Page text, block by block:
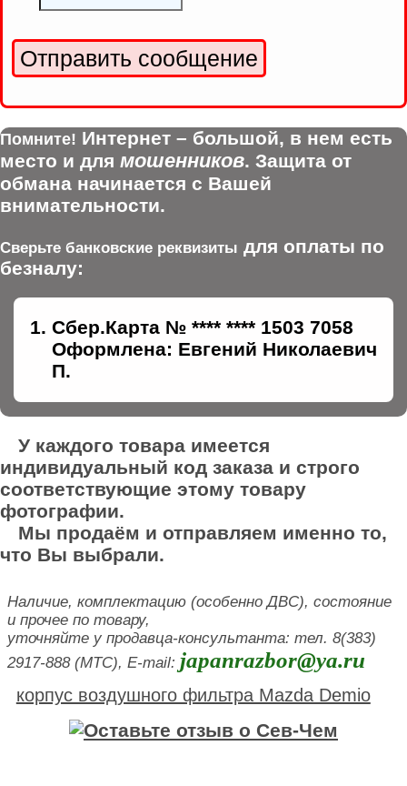
Помните! Интернет – большой, в нем есть
место и для мошенников. Защита от
обмана начинается с Вашей
внимательности.
Сверьте банковские реквизиты для оплаты по
безналу:
Сбер.Карта № **** **** 1503 7058
Оформлена: Евгений Николаевич
П.
У каждого товара имеется
индивидуальный код заказа и строго
соответствующие этому товару
фотографии.
Мы продаём и отправляем именно то,
что Вы выбрали.
Наличие, комплектацию (особенно ДВС), состояние
и прочее по товару,
уточняйте у продавца-консультанта: тел. 8(383)
2917-888 (МТС), E-mail: japanrazbor@ya.ru
корпус воздушного фильтра Mazda Demio